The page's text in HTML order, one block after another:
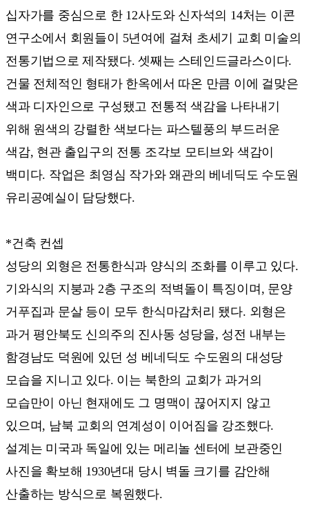
십자가를 중심으로 한 12사도와 신자석의 14처는 이콘
연구소에서 회원들이 5년여에 걸쳐 초세기 교회 미술의
전통기법으로 제작됐다. 셋째는 스테인드글라스이다.
건물 전체적인 형태가 한옥에서 따온 만큼 이에 걸맞은
색과 디자인으로 구성됐고 전통적 색감을 나타내기
위해 원색의 강렬한 색보다는 파스텔풍의 부드러운
색감, 현관 출입구의 전통 조각보 모티브와 색감이
백미다. 작업은 최영심 작가와 왜관의 베네딕도 수도원
유리공예실이 담당했다.
*건축 컨셉
성당의 외형은 전통한식과 양식의 조화를 이루고 있다.
기와식의 지붕과 2층 구조의 적벽돌이 특징이며, 문양
거푸집과 문살 등이 모두 한식마감처리 됐다. 외형은
과거 평안북도 신의주의 진사동 성당을, 성전 내부는
함경남도 덕원에 있던 성 베네딕도 수도원의 대성당
모습을 지니고 있다. 이는 북한의 교회가 과거의
모습만이 아닌 현재에도 그 명맥이 끊어지지 않고
있으며, 남북 교회의 연계성이 이어짐을 강조했다.
설계는 미국과 독일에 있는 메리놀 센터에 보관중인
사진을 확보해 1930년대 당시 벽돌 크기를 감안해
산출하는 방식으로 복원했다.